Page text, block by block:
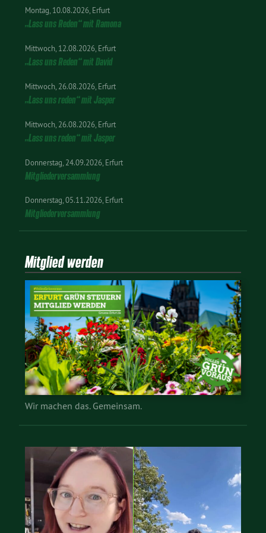
TOP…
Montag 10.08.2026 Erfurt
„Lass uns Reden“ mit Ramona
Mittwoch 12.08.2026 Erfurt
„Lass uns Reden“ mit David
Mittwoch 26.08.2026 Erfurt
„Lass uns reden“ mit Jasper
Mittwoch 26.08.2026 Erfurt
„Lass uns reden“ mit Jasper
Donnerstag 24.09.2026 Erfurt
Mitgliederversammlung
Donnerstag 05.11.2026 Erfurt
Mitgliederversammlung
Mitglied werden
Wir machen das. Gemeinsam.